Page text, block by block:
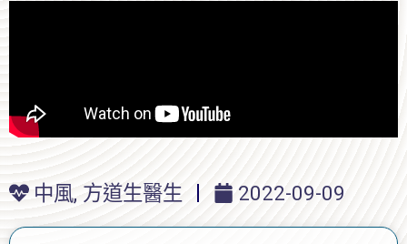
中風, 方道生醫生 2022-09-09